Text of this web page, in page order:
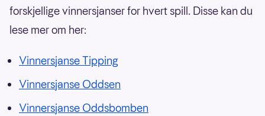
forskjellige vinnersjanser for hvert spill. Disse kan du
lese mer om her:
Vinnersjanse Tipping
Vinnersjanse Oddsen
Vinnersjanse Oddsbomben